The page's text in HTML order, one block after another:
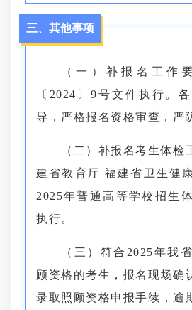
三、其他事项
（一）补报名工作
〔2024〕9号文件执行。
导，严格报名资格审查，严
（二）补报名考生体检
建省教育厅 福建省卫生健
2025年普通高等学校招生
执行。
（三）符合2025年我
顾资格的考生，报名现场确
录取照顾资格申报手续，逾